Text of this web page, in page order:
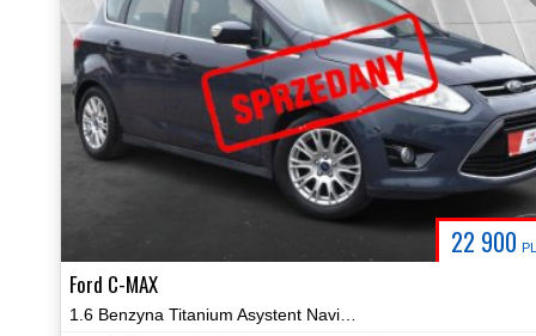
22 900
Ford C-MAX